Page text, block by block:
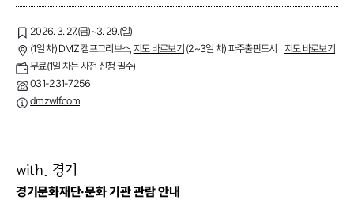
2026. 3. 27.(금)~3. 29.(일)
(1일 차) DMZ 캠프그리브스, 지도 바로보기 (2~3일 차) 파주출판도시 지도 바로보기
무료(1일 차는 사전 신청 필수)
031-231-7256
dmzwlf.com
with. 경기
경기문화재단·문화 기관 관람 안내